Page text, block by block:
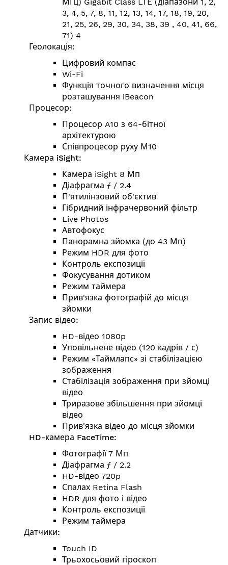
3, 4, 5, 7, 8, 11, 12, 13, 14, 17, 18, 19, 20,
21, 25, 26, 29, 30, 34, 38, 39 , 40, 41, 66,
71) 4
Геолокація:
Цифровий компас
Wi-Fi
Функція точного визначення місця
розташування iBeacon
Процесор:
Процесор A10 з 64-бітної
архітектурою
Співпроцесор руху М10
Камера iSight:
Камера iSight 8 Мп
Діафрагма ƒ / 2.4
П'ятилінзовий об'єктив
Гібридний інфрачервоний фільтр
Live Photos
Автофокус
Панорамна зйомка (до 43 Мп)
Режим HDR для фото
Контроль експозиції
Фокусування дотиком
Режим таймера
Прив'язка фотографій до місця
зйомки
Запис відео:
HD-відео 1080p
Уповільнене відео (120 кадрів / с)
Режим «Таймлапс» зі стабілізацією
зображення
Стабілізація зображення при зйомці
відео
Триразове збільшення при зйомці
відео
Прив'язка відео до місця зйомки
HD-камера FaceTime:
Фотографії 7 Мп
Діафрагма ƒ / 2.2
HD-відео 720p
Спалах Retina Flash
HDR для фото і відео
Контроль експозиції
Режим таймера
Датчики:
Touch ID
Трьохосьовий гіроскоп